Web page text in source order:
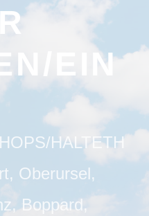
EIN
HALTETH
Oberursel,
Boppard,